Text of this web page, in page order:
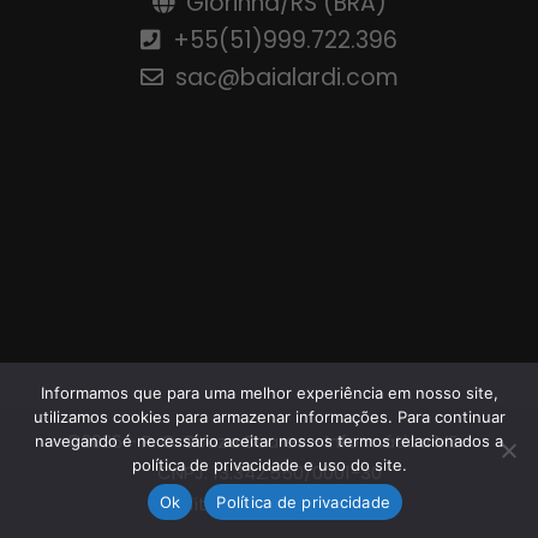
+55(51)999.722.396
sac@baialardi.com
©2026 - P. O. Souza Soares - Informática ME -
CNPJ: 13.342.550/0001-30
Política de privacidade
Informamos que para uma melhor experiência em nosso site,
utilizamos cookies para armazenar informações. Para continuar
navegando é necessário aceitar nossos termos relacionados a
política de privacidade e uso do site.
Ok
Política de privacidade